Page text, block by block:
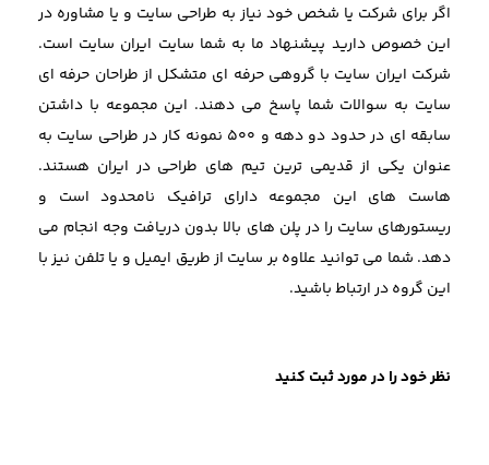
اگر برای شرکت یا شخص خود نیاز به طراحی سایت و یا مشاوره در
این خصوص دارید پیشنهاد ما به شما سایت ایران سایت است.
شرکت ایران سایت با گروهی حرفه ای متشکل از طراحان حرفه ای
سایت به سوالات شما پاسخ می دهند. این مجموعه با داشتن
سابقه ای در حدود دو دهه و 500 نمونه کار در طراحی سایت به
عنوان یکی از قدیمی ترین تیم های طراحی در ایران هستند.
هاست های این مجموعه دارای ترافیک نامحدود است و
ریستورهای سایت را در پلن های بالا بدون دریافت وجه انجام می
دهد. شما می توانید علاوه بر سایت از طریق ایمیل و یا تلفن نیز با
این گروه در ارتباط باشید.
نظر خود را در مورد ثبت کنید